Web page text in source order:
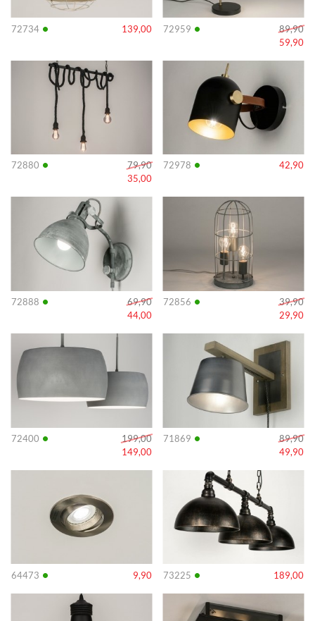
72734 • 139,00 72959 •
89,90
59,90
72880 •
79,90
35,00
Info
72978 • 42,90
Info
72888 •
69,90
44,00
Info
72856 •
39,90
29,90
Info
72400 •
199,00
149,00
Info
71869 •
89,90
49,90
Info
64473 • 9,90
Info
73225 • 189,00
Info
Info Info